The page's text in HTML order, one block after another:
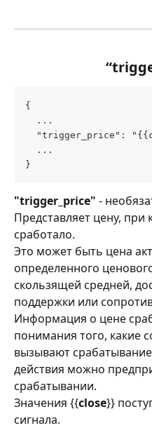
{
  ...
"trigger_price":
  ...
}
"trigger_price" -
Представляет цену, при
сработало.
Это может быть цена
определенного
скользящей средней,
поддержки или
Информация о цене
понимания того, какие
вызывают
действия можно
срабатывании.
Значения {{close}}
сигнала.